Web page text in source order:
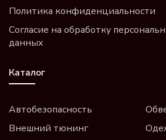
Политика конфиденциальности
Согласие на обработку
данных
Каталог
Автобезопасность
Внешний тюнинг